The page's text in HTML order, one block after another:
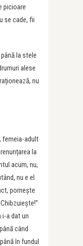
picioare
se cade, fii
la stele
alese
nu
femeia-adult
la
acum, nu,
nu e el
pornește
i-a dat un
când
în fundul